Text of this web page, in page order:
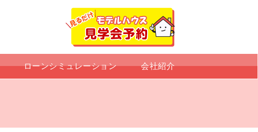
ローンシミュレーション 会社紹介